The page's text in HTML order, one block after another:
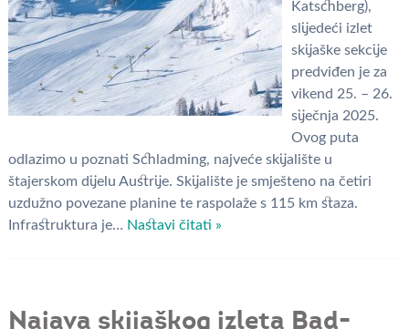
Katschberg),
slijedeći izlet
skijaške sekcije
predviđen je za
vikend 25. – 26.
siječnja 2025.
Ovog puta
odlazimo u poznati Schladming, najveće skijalište u
štajerskom dijelu Austrije. Skijalište je smješteno na četiri
uzdužno povezane planine te raspolaže s 115 km staza.
Infrastruktura je… Nastavi čitati »
Najava skijaškog izleta Bad-